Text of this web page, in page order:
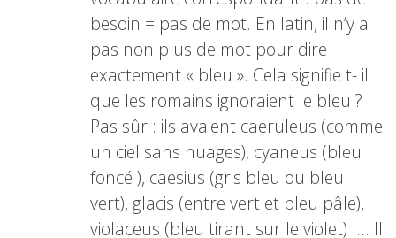
besoin = pas de mot. En latin, il n’y a
pas non plus de mot pour dire
exactement « bleu ». Cela signifie t- il
que les romains ignoraient le bleu ?
Pas sûr : ils avaient caeruleus (comme
un ciel sans nuages), cyaneus (bleu
foncé ), caesius (gris bleu ou bleu
vert), glacis (entre vert et bleu pâle),
violaceus (bleu tirant sur le violet) …. Il